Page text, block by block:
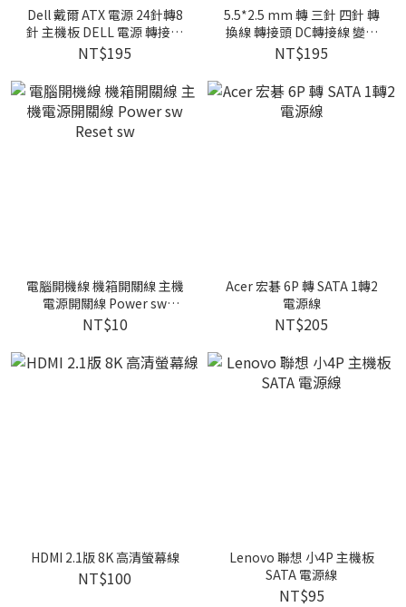
Dell 戴爾 ATX 電源 24針轉8
針 主機板 DELL 電源 轉接線
ATX 24P轉8P 電源轉接線
NT$195
5.5*2.5 mm 轉 三針 四針 轉
換線 轉接頭 DC轉接線 變壓
器 印表機 攝影機 電視 DVD
硬碟
NT$195
電腦開機線 機箱開關線 主機
電源開關線 Power sw
Reset sw
NT$10
Acer 宏碁 6P 轉 SATA 1轉2
電源線
NT$205
HDMI 2.1版 8K 高清螢幕線
NT$100
Lenovo 聯想 小4P 主機板
SATA 電源線
NT$95